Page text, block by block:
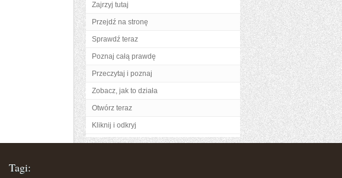
Zajrzyj tutaj
Przejdź na stronę
Sprawdź teraz
Poznaj całą prawdę
Przeczytaj i poznaj
Zobacz, jak to działa
Otwórz teraz
Kliknij i odkryj
Tagi: